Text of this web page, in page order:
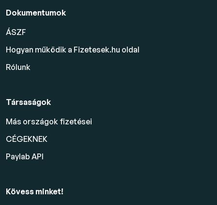
Dokumentumok
ÁSZF
Hogyan működik a Fizetesek.hu oldal
Rólunk
Társaságok
Más országok fizetései
CÉGEKNEK
Paylab API
Kövess minket!